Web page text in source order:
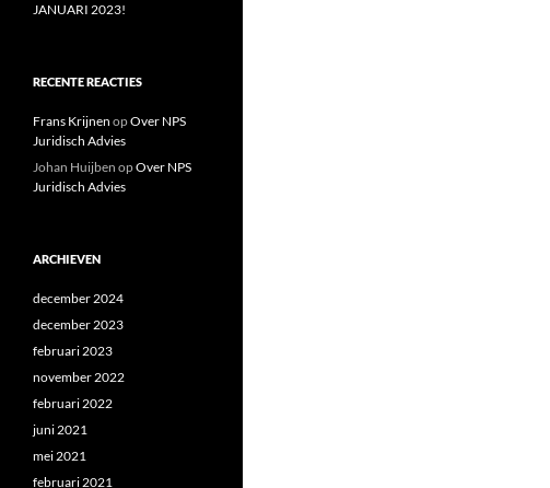
JANUARI 2023!
RECENTE REACTIES
Frans Krijnen opOver NPS
Juridisch Advies
Johan Huijben opOver NPS
Juridisch Advies
ARCHIEVEN
december 2024
december 2023
februari 2023
november 2022
februari 2022
juni 2021
mei 2021
februari 2021